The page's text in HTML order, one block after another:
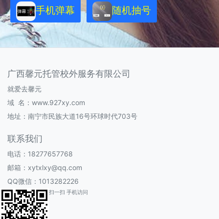
手机弹幕 随机抽号
广西馨元托管校外服务有限公司
就爱去馨元
域 名： www.927xy.com
地址：南宁市民族大道16号环球时代703号
联系我们
电话：18277657768
邮箱： xytxlxy@qq.com
QQ微信：1013282226
扫一扫 手机访问